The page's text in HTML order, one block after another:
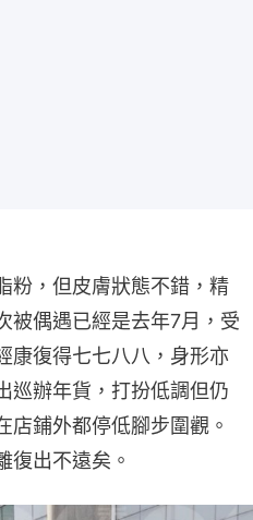
粉，但皮膚狀態不錯，精
被偶遇已經是去年7月，受
康復得七七八八，身形亦
巡辦年貨，打扮低調但仍
店鋪外都停低腳步圍觀。
復出不遠矣。